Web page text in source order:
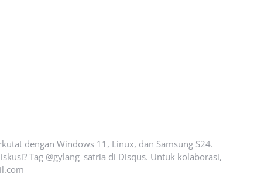
dengan Windows 11, Linux, dan Samsung S24.
Tag @gylang_satria di Disqus. Untuk kolaborasi,